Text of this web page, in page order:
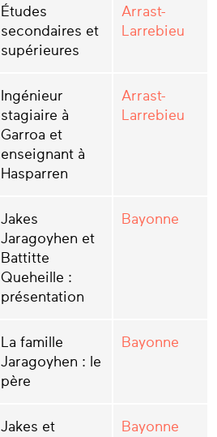
Études
secondaires et
supérieures
Arrast-
Larrebieu
Ingénieur
stagiaire à
Garroa et
enseignant à
Hasparren
Arrast-
Larrebieu
Jakes
Jaragoyhen et
Battitte
Queheille :
présentation
Bayonne
La famille
Jaragoyhen : le
père
Bayonne
Jakes et
Bayonne